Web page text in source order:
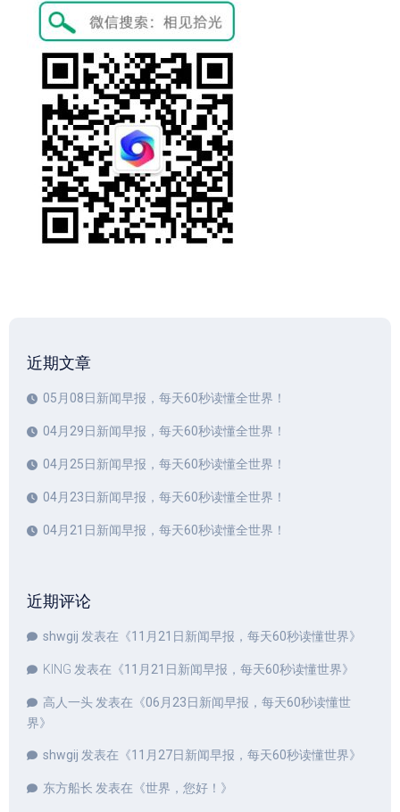
近期文章
05月08日新闻早报，每天60秒读懂全世界！
04月29日新闻早报，每天60秒读懂全世界！
04月25日新闻早报，每天60秒读懂全世界！
04月23日新闻早报，每天60秒读懂全世界！
04月21日新闻早报，每天60秒读懂全世界！
近期评论
shwgij 发表在《11月21日新闻早报，每天60秒读懂世界》
KING 发表在《11月21日新闻早报，每天60秒读懂世界》
高人一头发表在《06月23日新闻早报，每天60秒读懂世
界》
shwgij 发表在《11月27日新闻早报，每天60秒读懂世界》
东方船长 发表在《世界，您好！ 》